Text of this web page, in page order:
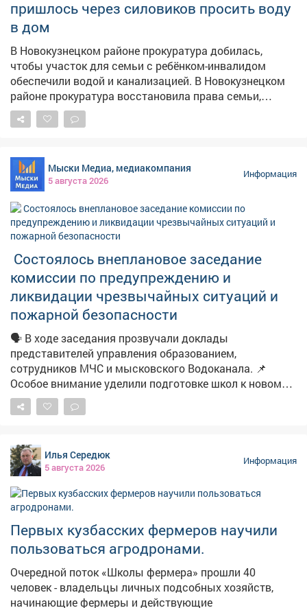
пришлось через силовиков просить воду
в дом
В Новокузнецком районе прокуратура добилась,
чтобы участок для семьи с ребёнком-инвалидом
обеспечили водой и канализацией. В Новокузнецком
районе прокуратура восстановила права семьи,
воспитывающей ребёнка с ограниченными
возможностями здоровья. Как сообщает прокуратура
земельный участок под строительство дома, однако
пользоваться им было невозможно – на нём
отсутствовали водоснабжение и водоотведение, без
которых эксплуатация жилья попросту невозможна.
Женщина обратилась в надзорное ведомство. После
проверки прокуратура потребовала устранить
необходимые инженерные коммуникации. Теперь
семья сможет построить дом и жить в нормальных
условиях.
Мыски Медиа, медиакомпания
5 августа 2026
Информация
Состоялось внеплановое заседание
комиссии по предупреждению и
ликвидации чрезвычайных ситуаций и
пожарной безопасности
🗣️ В ходе заседания прозвучали доклады
представителей управления образованием,
сотрудников МЧС и мысковского Водоканала. 📌
Особое внимание уделили подготовке школ к новому
Илья Середюк
5 августа 2026
Информация
Первых кузбасских фермеров научили
пользоваться агродронами.
Очередной поток «Школы фермера» прошли 40
человек - владельцы личных подсобных хозяйств,
начинающие фермеры и действующие